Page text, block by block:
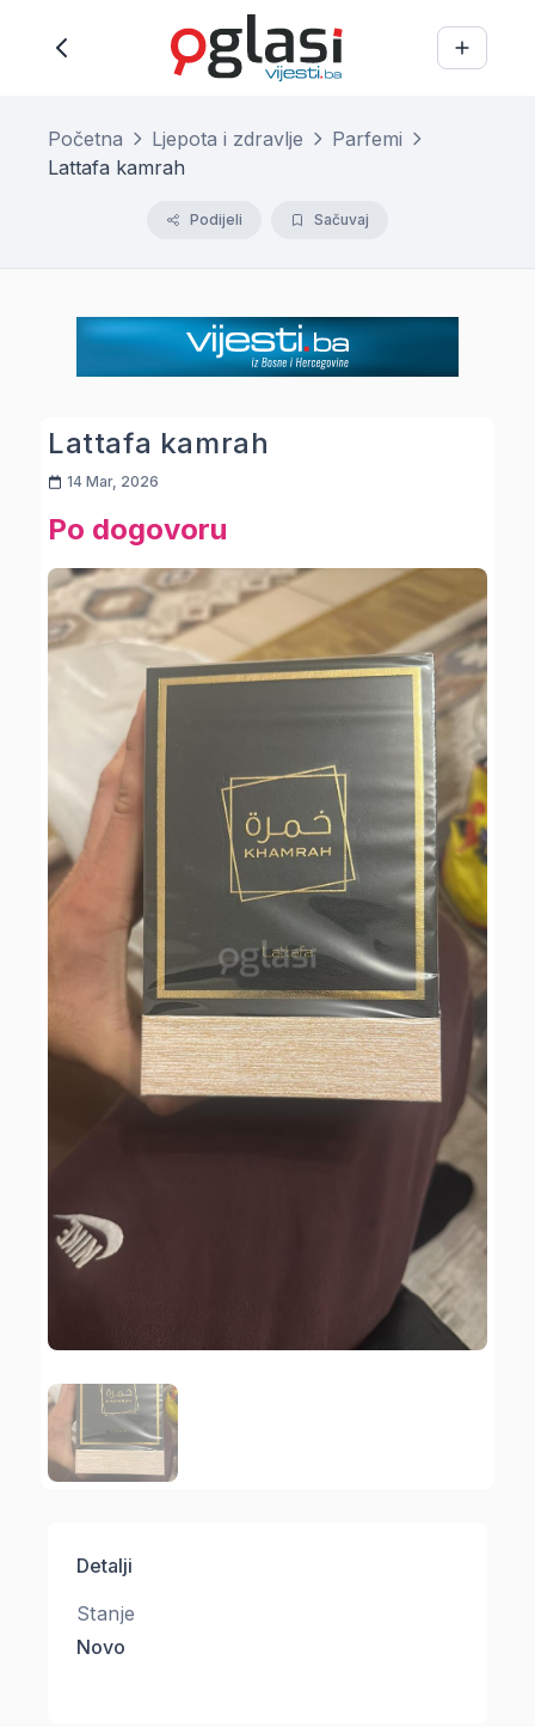
Početna Ljepota i zdravlje
Parfemi
Lattafa kamrah
Podijeli Sačuvaj
Lattafa kamrah
14 Mar, 2026
Po dogovoru
Detalji
Stanje
Novo